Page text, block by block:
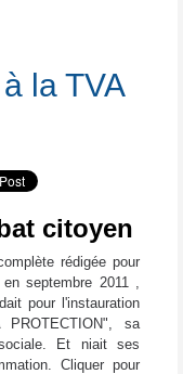
la TVA
citoyen
rédigée pour
septembre 2011 ,
pour l'instauration
sa
Et niait ses
Cliquer pour